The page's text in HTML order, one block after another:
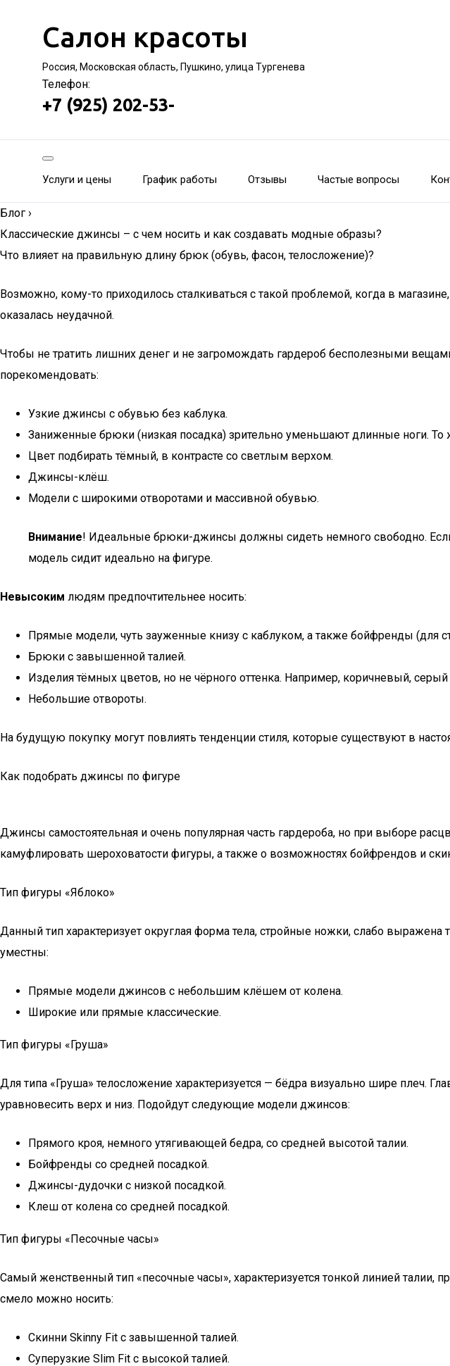
Салон красоты
Россия, Московская область, Пушкино, улица Тургенева
Телефон:
+7 (925) 202-53-
Услуги и цены График работы Отзывы Частые вопросы
Блог ›
Классические джинсы – с чем носить и как создавать модные образы?
Что влияет на правильную длину брюк (обувь, фасон, телосложение)?
Возможно, кому-то приходилось сталкиваться с такой проблемой, когда в
оказалась неудачной.
Чтобы не тратить лишних денег и не загромождать гардероб бесполезными
порекомендовать:
Узкие джинсы с обувью без каблука.
Заниженные брюки (низкая посадка) зрительно уменьшают длинные ноги. То
Цвет подбирать тёмный, в контрасте со светлым верхом.
Джинсы-клёш.
Модели с широкими отворотами и массивной обувью.
Внимание! Идеальные брюки-джинсы должны сидеть немного свободно. Если
модель сидит идеально на фигуре.
Невысоким людям предпочтительнее носить:
Прямые модели, чуть зауженные книзу с каблуком, а также бойфренды (для
Брюки с завышенной талией.
Изделия тёмных цветов, но не чёрного оттенка. Например, коричневый, серый
Небольшие отвороты.
На будущую покупку могут повлиять тенденции стиля, которые существуют в
Как подобрать джинсы по фигуре
Джинсы самостоятельная и очень популярная часть гардероба, но при выборе
камуфлировать шероховатости фигуры, а также о возможностях бойфрендов и
Тип фигуры «Яблоко»
Данный тип характеризует округлая форма тела, стройные ножки, слабо
уместны:
Прямые модели джинсов с небольшим клёшем от колена.
Широкие или прямые классические.
Тип фигуры «Груша»
Для типа «Груша» телосложение характеризуется — бёдра визуально шире плеч.
уравновесить верх и низ. Подойдут следующие модели джинсов:
Прямого кроя, немного утягивающей бедра, со средней высотой талии.
Бойфренды со средней посадкой.
Джинсы-дудочки с низкой посадкой.
Клеш от колена со средней посадкой.
Тип фигуры «Песочные часы»
Самый женственный тип «песочные часы», характеризуется тонкой линией
смело можно носить:
Скинни Skinny Fit с завышенной талией.
Суперузкие Slim Fit с высокой талией.